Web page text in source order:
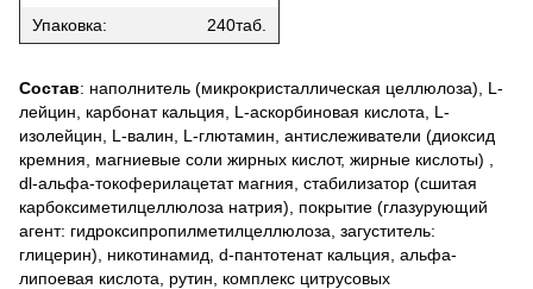
Упаковка:
240таб.
Состав: наполнитель (микрокристаллическая целлюлоза), L-
лейцин, карбонат кальция, L-аскорбиновая кислота, L-
изолейцин, L-валин, L-глютамин, антислеживатели (диоксид
кремния, магниевые соли жирных кислот, жирные кислоты) ,
dl-альфа-токоферилацетат магния, стабилизатор (сшитая
карбоксиметилцеллюлоза натрия), покрытие (глазурующий
агент: гидроксипропилметилцеллюлоза, загуститель:
глицерин), никотинамид, d-пантотенат кальция, альфа-
липоевая кислота, рутин, комплекс цитрусовых